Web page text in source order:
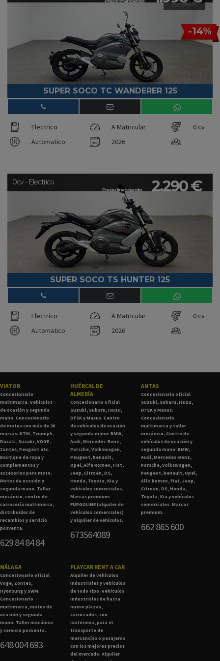
2.290 €
-14%
SUPER SOCO TC WANDERER 125
Electrico A Matricular
0 cv
Automatico
2026
Precio financiando: 2.290 €
0cv - Electrico
SUPER SOCO TS HUNTER 125
Electrico A Matricular
0 cv
Automatico
2026
VIATOR
Concesionario
multimarca. Vehículos
de ocasión y segunda
mano. Concesionario
de motos con más de 20
marcas: KTM, Triumph,
Ducati, Suzuki, VOGE,
Zontes, Peugeot etc.
Boutique de ropa y
complementos y
accesorios para moto.
Motos de ocasión y
segunda mano. Taller
mecánico, centro de
carrocería multimarca,
distribuidor de
recambios y servicio
posventa.
629 84 84 84
HUÉRCAL DE
ALMERÍA
Concesionario oficial
Suzuki, Subaru, Isuzu,
DFSK y Maxus. Centro
de vehículos de ocasión
y segunda mano: BMW,
Audi, Mercedes-Benz,
Porsche, Volkswagen,
Peugeot, Renault,
Opel, Alfa Romeo, Fiat,
Jeep, Citroën, DS,
Honda, Toyota, Kia y
vehículos comerciales.
Marcas premium.
FURGOLINE (alquiler de
vehículos comerciales)
y alquiler de vehículos.
673564089
ANTAS
Concesionario oficial
Suzuki, Subaru, Isuzu,
DFSK y Maxus.
Concesionario
multimarca y taller
mecánico. Centro de
vehículos de ocasión y
segunda mano: BMW,
Audi, Mercedes-Benz,
Porsche, Volkswagen,
Peugeot, Renault, Opel,
Alfa Romeo, Fiat, Jeep,
Citroën, DS, Honda,
Toyota, Kia y vehículos
comerciales. Marcas
premium.
662 865 600
MÁLAGA
Concesionario oficial
Voge, Zontes,
Hyonsung y SWM.
Concesionario
multimarca, motos de
ocasión y segunda
mano. Taller mecánico
y servicio posventa.
648 004 693
PLAYCAR RENT A CAR
Alquiler de vehículos
industriales y vehículos
de todo tipo. Vehículos
industriales de hasta
nueve plazas,
carrozados, con
isotermos, para el
transporte de
mercancías o pasajeros
con los mejores precios
del mercado. Alquiler